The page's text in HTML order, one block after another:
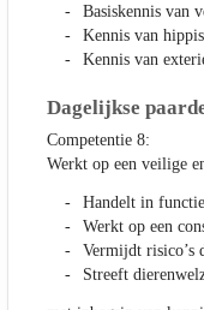
Basiskennis van
Kennis van
Kennis van
Dagelijkse
Competentie 8:
Werkt op een veilige
Handelt in
Werkt op een
Vermijdt risico’s
Streeft